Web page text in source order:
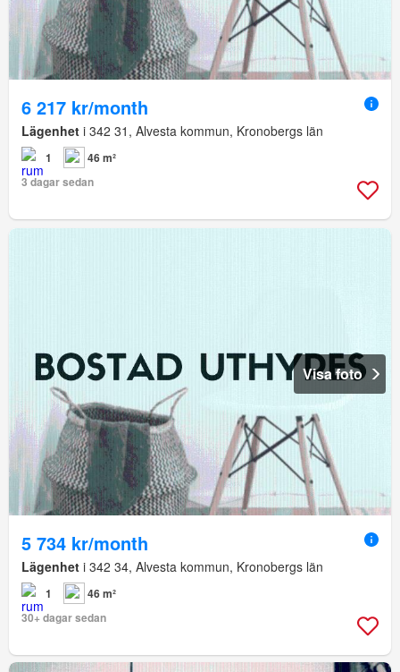
6 217 kr/month
Lägenhet i 342 31, Alvesta kommun, Kronobergs län
1
46 m²
3 dagar sedan
Visa foto
5 734 kr/month
Lägenhet i 342 34, Alvesta kommun, Kronobergs län
1
46 m²
30+ dagar sedan